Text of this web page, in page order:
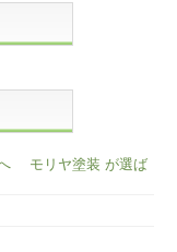
へ モリヤ塗装 が選ば